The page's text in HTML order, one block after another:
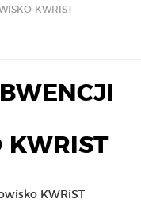
KWRIST
KWRIST